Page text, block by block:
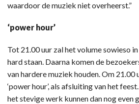
waardoor de muziek niet overheerst.”
‘power hour’
Tot 21.00 uur zal het volume sowieso
hard staan. Daarna komen de
van hardere muziek houden. Om
‘power hour’, als afsluiting van het
het stevige werk kunnen dan nog even